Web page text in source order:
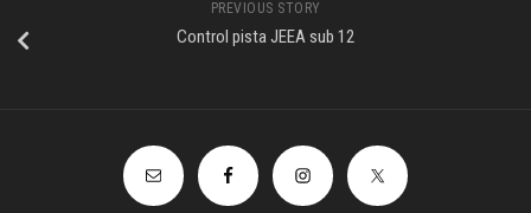
PREVIOUS STORY
Control pista JEEA sub 12